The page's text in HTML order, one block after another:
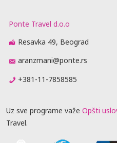
Ponte Travel d.o.o
Resavka 49, Beograd
aranzmani@ponte.rs
+381-11-7858585
Uz sve programe važe Opšti
Travel.